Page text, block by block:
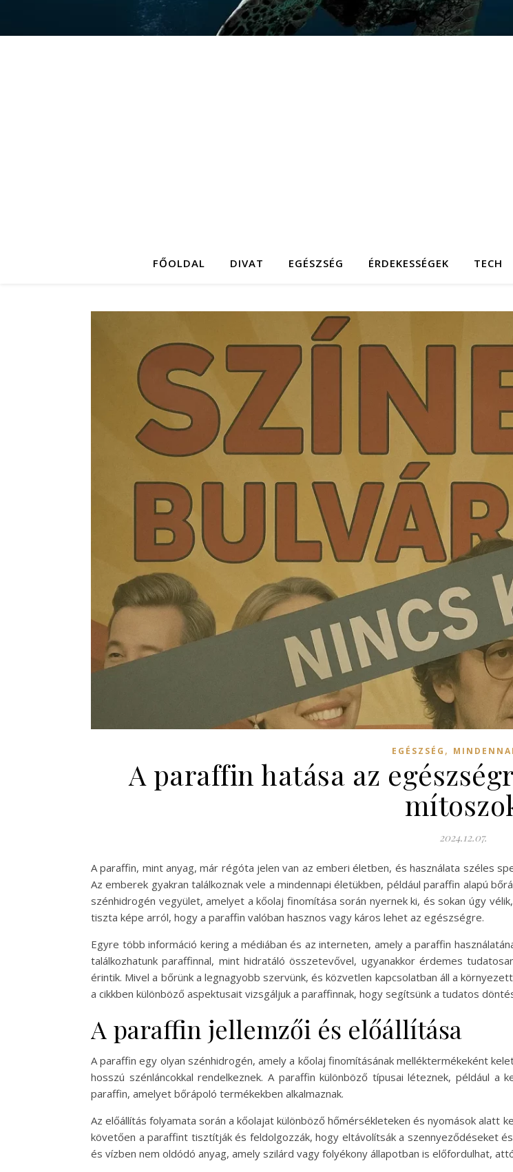
FŐOLDAL DIVAT EGÉSZSÉG ÉRDEKESSÉGEK TECH
EGÉSZSÉG ,
A paraffin hatása az
2024.12.07.
A paraffin, mint anyag, már régóta jelen van az emberi életben, és használata széles
Az emberek gyakran találkoznak vele a mindennapi életükben, például paraffin alapú
szénhidrogén vegyület, amelyet a kőolaj finomítása során nyernek ki, és sokan úgy
tiszta képe arról, hogy a paraffin valóban hasznos vagy káros lehet az egészségre.
Egyre több információ kering a médiában és az interneten, amely a paraffin
találkozhatunk paraffinnal, mint hidratáló összetevővel, ugyanakkor érdemes
érintik. Mivel a bőrünk a legnagyobb szervünk, és közvetlen kapcsolatban áll a
a cikkben különböző aspektusait vizsgáljuk a paraffinnak, hogy segítsünk a tudatos
A paraffin jellemzői és előállítása
A paraffin egy olyan szénhidrogén, amely a kőolaj finomításának melléktermékeként
hosszú szénláncokkal rendelkeznek. A paraffin különböző típusai léteznek, például
paraffin, amelyet bőrápoló termékekben alkalmaznak.
Az előállítás folyamata során a kőolajat különböző hőmérsékleteken és nyomások alatt
követően a paraffint tisztítják és feldolgozzák, hogy eltávolítsák a szennyeződéseket
és vízben nem oldódó anyag, amely szilárd vagy folyékony állapotban is előfordulhat,